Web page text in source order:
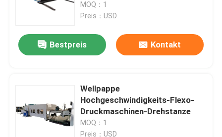
Videos
Über uns
Qualitätskontrolle
Treten Sie mit uns in Verbindung
MOQ：1
Preis：USD
Bestpreis Kontakt
Wellpappe
Hochgeschwindigkeits-Flexo-
Druckmaschinen-Drehstanze
MOQ：1
Preis：USD